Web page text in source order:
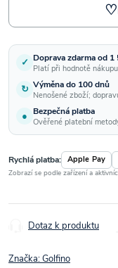
♡
✓ Doprava zdarma od 1
Platí při hodnotě
↻ Výměna do 100 dnů
Nenošené zboží;
● Bezpečná platba
Ověřené platební
Rychlá platba: Apple Pay
Zobrazí se podle zařízení a
Dotaz k produktu
Značka:Golfino